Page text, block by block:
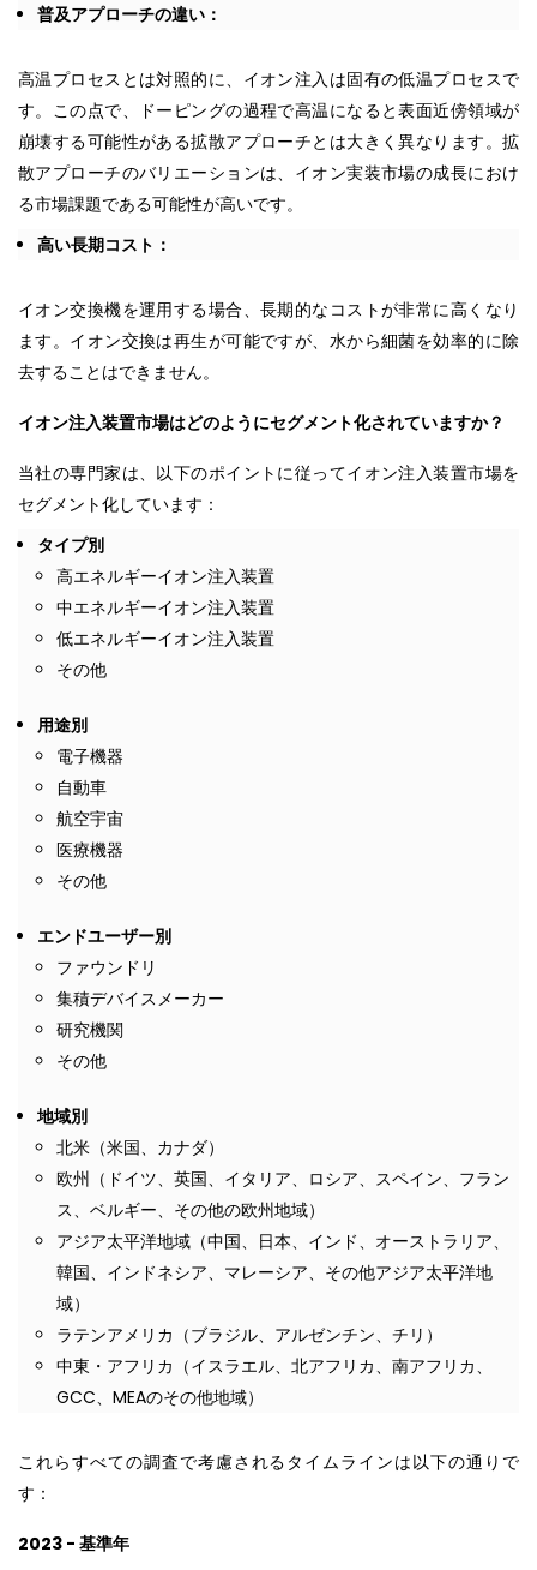
普及アプローチの違い：
高温プロセスとは対照的に、イオン注入は固有の低温プロセスで
す。この点で、ドーピングの過程で高温になると表面近傍領域が
崩壊する可能性がある拡散アプローチとは大きく異なります。拡
散アプローチのバリエーションは、イオン実装市場の成長におけ
る市場課題である可能性が高いです。
高い長期コスト：
イオン交換機を運用する場合、長期的なコストが非常に高くなり
ます。イオン交換は再生が可能ですが、水から細菌を効率的に除
去することはできません。
イオン注入装置市場はどのようにセグメント化されていますか？
当社の専門家は、以下のポイントに従ってイオン注入装置市場を
セグメント化しています：
タイプ別
高エネルギーイオン注入装置
中エネルギーイオン注入装置
低エネルギーイオン注入装置
その他
用途別
電子機器
自動車
航空宇宙
医療機器
その他
エンドユーザー別
ファウンドリ
集積デバイスメーカー
研究機関
その他
地域別
北米（米国、カナダ）
欧州（ドイツ、英国、イタリア、ロシア、スペイン、フラン
ス、ベルギー、その他の欧州地域）
アジア太平洋地域（中国、日本、インド、オーストラリア、
韓国、インドネシア、マレーシア、その他アジア太平洋地
域）
ラテンアメリカ（ブラジル、アルゼンチン、チリ）
中東・アフリカ（イスラエル、北アフリカ、南アフリカ、
GCC、MEAのその他地域）
これらすべての調査で考慮されるタイムラインは以下の通りで
す：
2023 - 基準年